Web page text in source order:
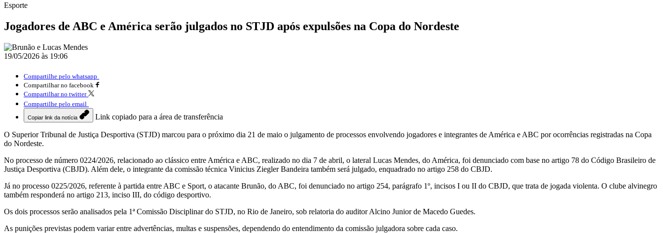
Esporte
Jogadores de ABC e América serão julgados no STJD após expulsões na Copa do Nordeste
19/05/2026 às 19:06
Compartilhe pelo whatsapp
Compartilhar no facebook
Compartilhar no twitter
Compartilhe pelo email
Copiar link da notícia Link copiado para a área de transferência
O Superior Tribunal de Justiça Desportiva (STJD) marcou para o próximo dia 21 de maio o julgamento de processos envolvendo jogadores e integrantes de América e ABC por ocorrências registradas na Copa
do Nordeste.
No processo de número 0224/2026, relacionado ao clássico entre América e ABC, realizado no dia 7 de abril, o lateral Lucas Mendes, do América, foi denunciado com base no artigo 78 do Código Brasileiro de
Justiça Desportiva (CBJD). Além dele, o integrante da comissão técnica Vinicius Ziegler Bandeira também será julgado, enquadrado no artigo 258 do CBJD.
Já no processo 0225/2026, referente à partida entre ABC e Sport, o atacante Brunão, do ABC, foi denunciado no artigo 254, parágrafo 1º, incisos I ou II do CBJD, que trata de jogada violenta. O clube alvinegro
também responderá no artigo 213, inciso III, do código desportivo.
Os dois processos serão analisados pela 1ª Comissão Disciplinar do STJD, no Rio de Janeiro, sob relatoria do auditor Alcino Junior de Macedo Guedes.
As punições previstas podem variar entre advertências, multas e suspensões, dependendo do entendimento da comissão julgadora sobre cada caso.